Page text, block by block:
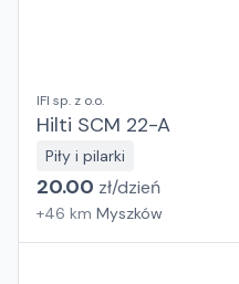
IFI sp. z o.o.
Hilti SCM 22-A
Piły i pilarki
20.00 zł/dzień
+46 km Myszków